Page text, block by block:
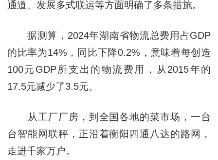
通道、发展多式联运等方面明确了多条措施。
据测算，2024年湖南省物流总费用占GDP
的比率为14%，同比下降0.2%，意味着每创造
100元GDP所支出的物流费用，从2015年的
17.5元减少了3.5元。
从工厂厂房，到全国各地的菜市场，一台
台智能网联秤，正沿着衡阳四通八达的路网，
走进千家万户。